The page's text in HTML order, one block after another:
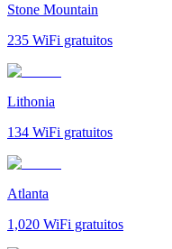
Stone Mountain
235 WiFi gratuitos
Lithonia
134 WiFi gratuitos
Atlanta
1,020 WiFi gratuitos